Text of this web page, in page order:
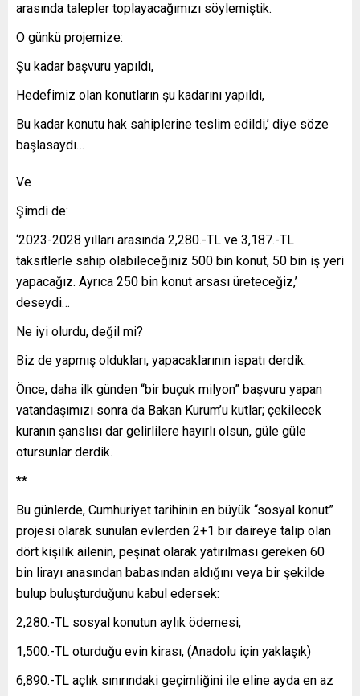
arasında talepler toplayacağımızı söylemiştik.
O günkü projemize:
Şu kadar başvuru yapıldı,
Hedefimiz olan konutların şu kadarını yapıldı,
Bu kadar konutu hak sahiplerine teslim edildi,’ diye söze
başlasaydı…
Ve
Şimdi de:
‘2023-2028 yılları arasında 2,280.-TL ve 3,187.-TL
taksitlerle sahip olabileceğiniz 500 bin konut, 50 bin iş yeri
yapacağız. Ayrıca 250 bin konut arsası üreteceğiz,’
deseydi…
Ne iyi olurdu, değil mi?
Biz de yapmış oldukları, yapacaklarının ispatı derdik.
Önce, daha ilk günden “bir buçuk milyon” başvuru yapan
vatandaşımızı sonra da Bakan Kurum’u kutlar; çekilecek
kuranın şanslısı dar gelirlilere hayırlı olsun, güle güle
otursunlar derdik.
**
Bu günlerde, Cumhuriyet tarihinin en büyük “sosyal konut”
projesi olarak sunulan evlerden 2+1 bir daireye talip olan
dört kişilik ailenin, peşinat olarak yatırılması gereken 60
bin lirayı anasından babasından aldığını veya bir şekilde
bulup buluşturduğunu kabul edersek:
2,280.-TL sosyal konutun aylık ödemesi,
1,500.-TL oturduğu evin kirası, (Anadolu için yaklaşık)
6,890.-TL açlık sınırındaki geçimliğini ile eline ayda en az